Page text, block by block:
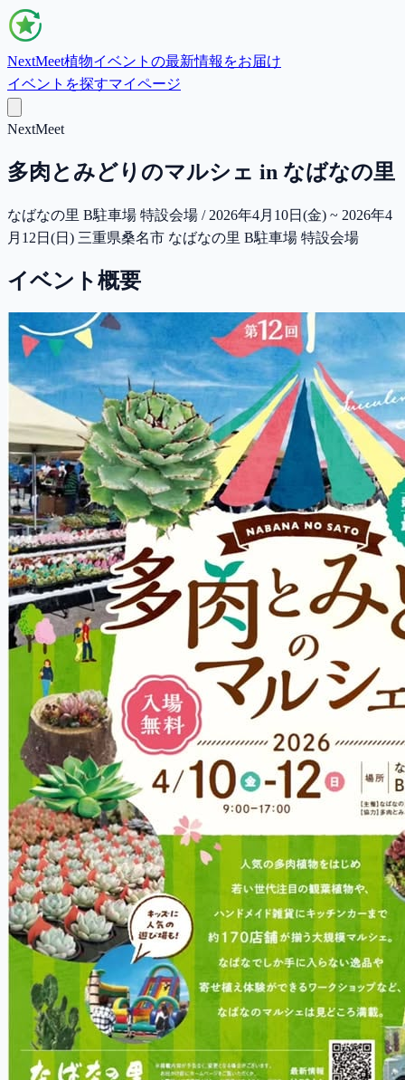
NextMeet植物イベントの最新情報をお届け
イベントを探すマイページ
NextMeet
多肉とみどりのマルシェ in なばなの里
なばなの里 B駐車場 特設会場 / 2026年4月10日(金) ~ 2026年4
月12日(日) 三重県桑名市 なばなの里 B駐車場 特設会場
イベント概要